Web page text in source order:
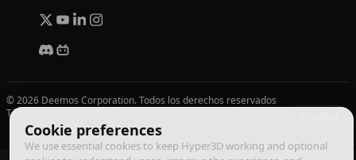
Cookie preferences
We use essential cookies to keep Hyper3D working and optional
© 2026 Deemos Corporation. Todos los derechos reservados
Términos de Uso